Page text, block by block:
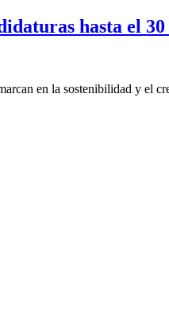
hasta el 30
en la sostenibilidad y el